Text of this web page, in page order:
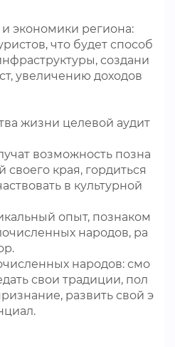
экономики региона:
что будет способ
создани
увеличению доходов
жизни целевой аудит
возможность позна
своего края, гордиться
в культурной
опыт, познаком
народов, ра
народов: смо
свои традиции, пол
развить свой э